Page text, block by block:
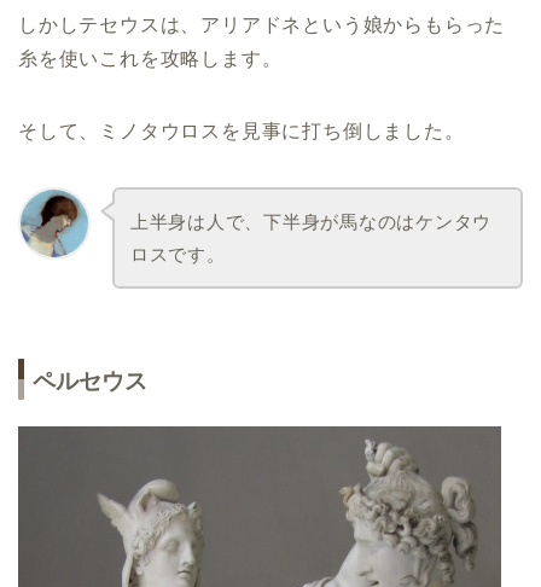
しかしテセウスは、アリアドネという娘からもらった
糸を使いこれを攻略します。
そして、ミノタウロスを見事に打ち倒しました。
上半身は人で、下半身が馬なのはケンタウ
ロスです。
ペルセウス